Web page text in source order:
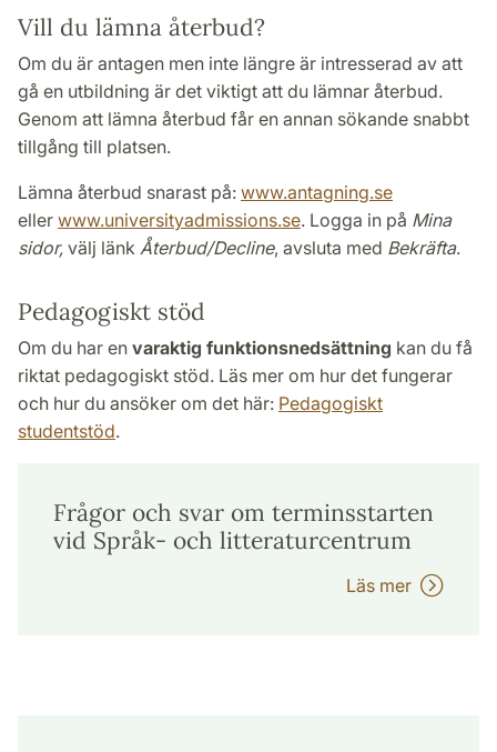
Vill du lämna återbud?
Om du är antagen men inte längre är intresserad av att
gå en utbildning är det viktigt att du lämnar återbud.
Genom att lämna återbud får en annan sökande snabbt
tillgång till platsen.
Lämna återbud snarast på: www.antagning.se
eller www.universityadmissions.se. Logga in på Mina
sidor, välj länk Återbud/Decline, avsluta med Bekräfta.
Pedagogiskt stöd
Om du har en varaktig funktionsnedsättning kan du få
riktat pedagogiskt stöd. Läs mer om hur det fungerar
och hur du ansöker om det här: Pedagogiskt
studentstöd.
Frågor och svar om terminsstarten
vid Språk- och litteraturcentrum
Läs mer